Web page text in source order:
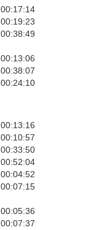
00:17:14
00:19:23
00:38:49
00:13:06
00:38:07
00:24:10
00:13:16
00:10:57
00:33:50
00:52:04
00:04:52
00:07:15
00:05:36
00:07:37